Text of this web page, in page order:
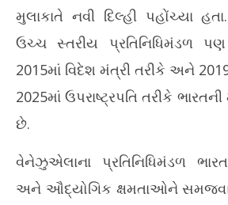
મુલાકાતે નવી દિલ્હી પહોંચ્યા
ઉચ્ચ સ્તરીય પ્રતિનિધિમંડળ
2015માં વિદેશ મંત્રી તરીકે અને
2025માં ઉપરાષ્ટ્રપતિ તરીકે
છે.
વેનેઝુએલાના પ્રતિનિધિમંડળ
અને ઔદ્યોગિક ક્ષમતાઓને